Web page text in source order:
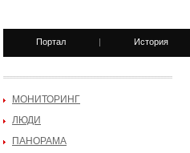
Портал | История
МОНИТОРИНГ
ЛЮДИ
ПАНОРАМА